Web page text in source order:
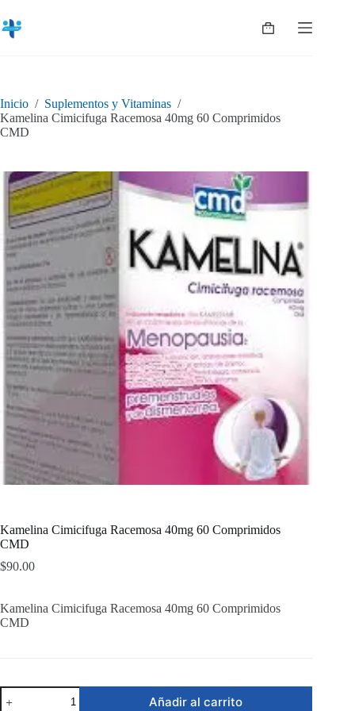
al
contenido
Shopping
Inicio / Suplementos y Vitaminas /
Kamelina Cimicifuga Racemosa 40mg 60 Comprimidos
CMD
Kamelina Cimicifuga Racemosa 40mg 60 Comprimidos
CMD
$90.00
Kamelina Cimicifuga Racemosa 40mg 60 Comprimidos
CMD
Kamelina
Cimicifuga
Añadir al carrito